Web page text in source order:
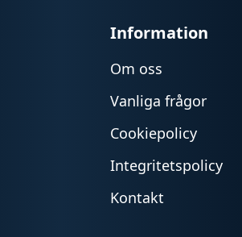
Information
Om oss
Vanliga frågor
Cookiepolicy
Integritetspolicy
Kontakt